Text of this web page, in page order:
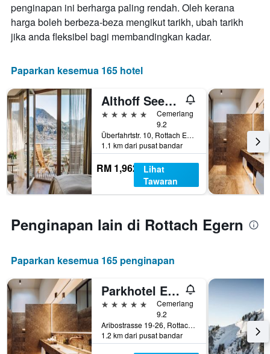
sebelum
penginapan
Carta
mempunyai
paksi
Y
yang
memaparkan
harga
purata
bilik
penginapan ini berharga paling rendah. Oleh kerana
harga boleh berbeza-beza mengikut tarikh, ubah tarikh
jika anda fleksibel bagi membandingkan kadar.
Paparkan kesemua 165 hotel
Althoff Seehotel Überfahrt
5 bintang
Cemerlang
9.2
Überfahrtstr. 10, Rottach Egern, Bavaria, Jerman
1.1 km dari pusat bandar
RM 1,962
Lihat
Tawaran
Penginapan lain di Rottach Egern
Paparkan kesemua 165 penginapan
Parkhotel Egerner Höfe
5 bintang
Cemerlang
9.2
Aribostrasse 19-26, Rottach Egern, Bavaria, Jerman
1.2 km dari pusat bandar